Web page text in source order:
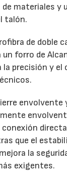
materiales y
talón.
de doble
forro de
la precisión y
envolvente
que el
la
exigentes.